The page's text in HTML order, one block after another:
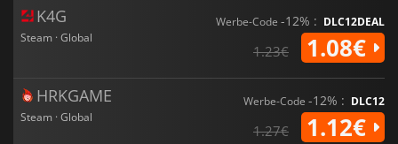
K4G
Steam · Global
Werbe-Code -12% : DLC12DEAL
1.23€ 1.08€
HRKGAME
Steam · Global
Werbe-Code -12% : DLC12
1.27€ 1.12€